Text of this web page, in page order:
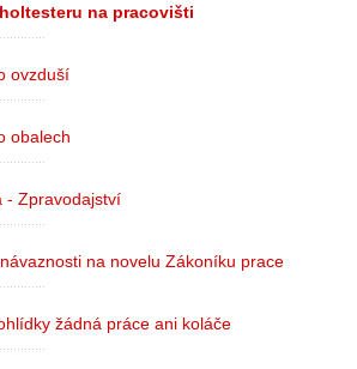
na pracovišti
ovzduší
obalech
- Zpravodajství
na novelu Zákoníku prace
žádná práce ani koláče